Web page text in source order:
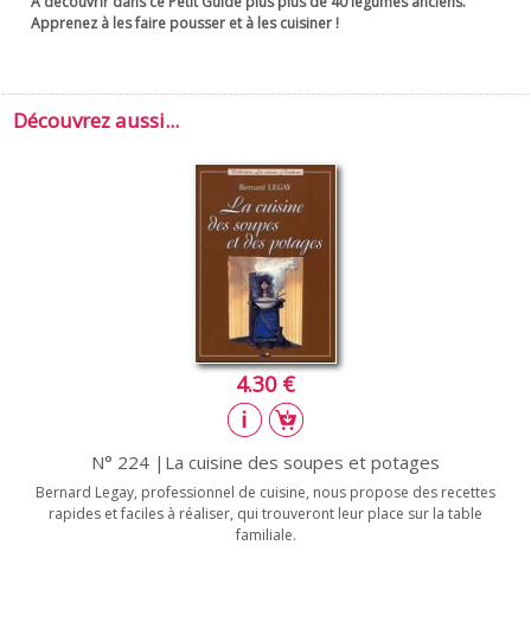
Apprenez à les faire pousser et à les cuisiner !
Découvrez aussi...
4.30 €
N° 224 |La cuisine des soupes et potages
Bernard Legay, professionnel de cuisine, nous propose des recettes
rapides et faciles à réaliser, qui trouveront leur place sur la table
familiale.